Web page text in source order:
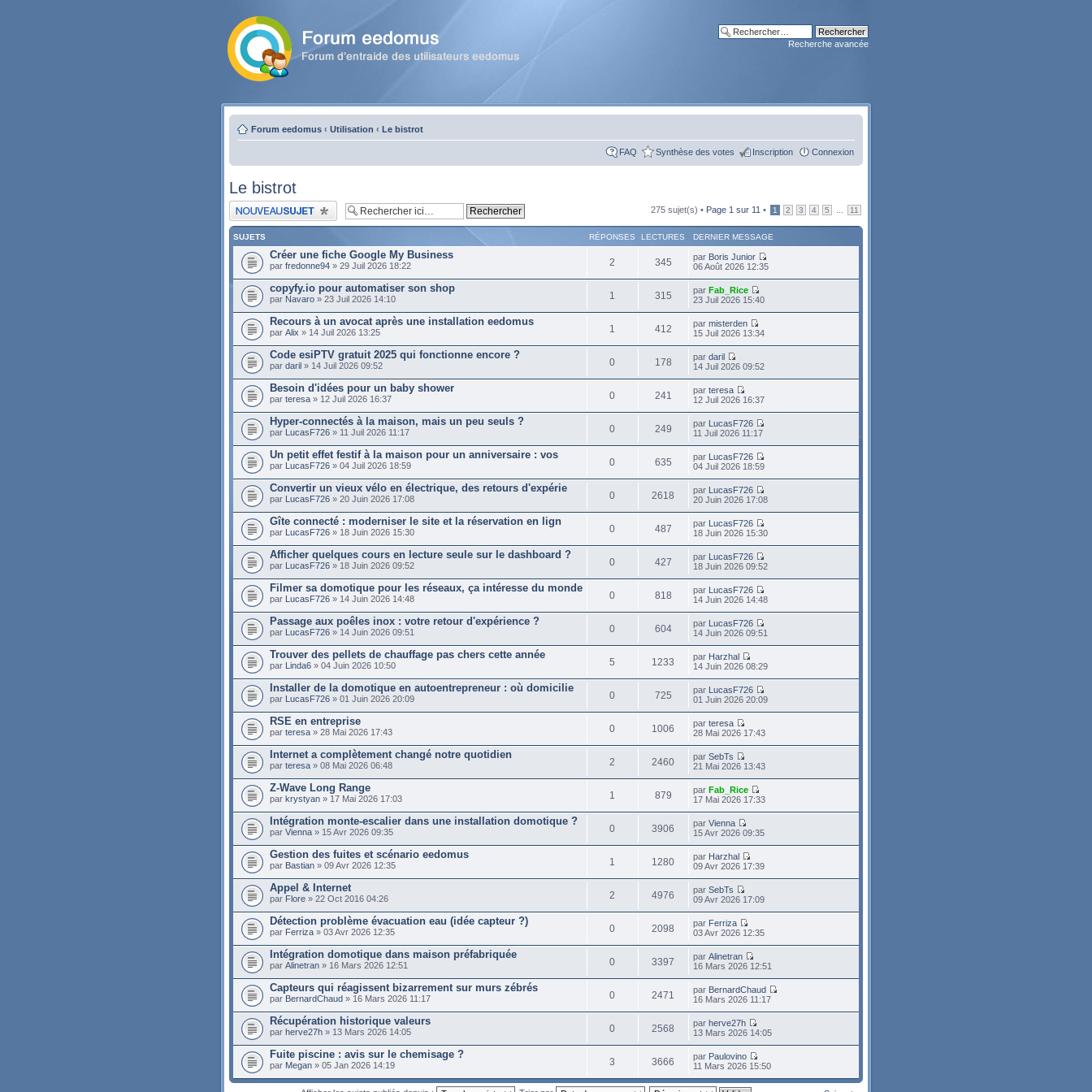
Recherche avancée
Forum eedomus ‹ Utilisation ‹ Le bistrot
FAQ Synthèse des votes Inscription Connexion
Le bistrot
Publier un nouveau sujet 275 sujet(s) • Page 1 sur 11 • 1 2 3 4 5 11
SUJETS RÉPONSES LECTURES DERNIER MESSAGE
Créer une fiche Google My Business
par fredonne94 » 29 Juil 2026 18:22 2 345 par Boris Junior
06 Août 2026 12:35
copyfy.io pour automatiser son shop
par Navaro » 23 Juil 2026 14:10 1 315 parFab_Rice
23 Juil 2026 15:40
Recours à un avocat après une installation eedomus
par Alix » 14 Juil 2026 13:25 1 412 parmisterden
15 Juil 2026 13:34
Code esiPTV gratuit 2025 qui fonctionne encore ?
par daril » 14 Juil 2026 09:52 0 178 pardaril
14 Juil 2026 09:52
Besoin d'idées pour un baby shower
par teresa » 12 Juil 2026 16:37 0 241 parteresa
12 Juil 2026 16:37
Hyper-connectés à la maison, mais un peu seuls ?
par LucasF726 » 11 Juil 2026 11:17 0 249 par LucasF726
11 Juil 2026 11:17
Un petit effet festif à la maison pour un anniversaire : vos
par LucasF726 » 04 Juil 2026 18:59 0 635 par LucasF726
04 Juil 2026 18:59
Convertir un vieux vélo en électrique, des retours d'expérie
par LucasF726 » 20 Juin 2026 17:08 0 2618 par LucasF726
20 Juin 2026 17:08
Gîte connecté : moderniser le site et la réservation en lign
par LucasF726 » 18 Juin 2026 15:30 0 487 par LucasF726
18 Juin 2026 15:30
Afficher quelques cours en lecture seule sur le dashboard ?
par LucasF726 » 18 Juin 2026 09:52 0 427 par LucasF726
18 Juin 2026 09:52
Filmer sa domotique pour les réseaux, ça intéresse du monde
par LucasF726 » 14 Juin 2026 14:48 0 818 par LucasF726
14 Juin 2026 14:48
Passage aux poêles inox : votre retour d'expérience ?
par LucasF726 » 14 Juin 2026 09:51 0 604 par LucasF726
14 Juin 2026 09:51
Trouver des pellets de chauffage pas chers cette année
par Linda6 » 04 Juin 2026 10:50 5 1233 par Harzhal
14 Juin 2026 08:29
Installer de la domotique en autoentrepreneur : où domicilie
par LucasF726 » 01 Juin 2026 20:09 0 725 par LucasF726
01 Juin 2026 20:09
RSE en entreprise
par teresa » 28 Mai 2026 17:43 0 1006 parteresa
28 Mai 2026 17:43
Internet a complètement changé notre quotidien
par teresa » 08 Mai 2026 06:48 2 2460 parSebTs
21 Mai 2026 13:43
Z-Wave Long Range
par krystyan » 17 Mai 2026 17:03 1 879 parFab_Rice
17 Mai 2026 17:33
Intégration monte-escalier dans une installation domotique ?
par Vienna » 15 Avr 2026 09:35 0 3906 parVienna
15 Avr 2026 09:35
Gestion des fuites et scénario eedomus
par Bastian » 09 Avr 2026 12:35 1 1280 par Harzhal
09 Avr 2026 17:39
Appel & Internet
par Flore » 22 Oct 2016 04:26 2 4976 parSebTs
09 Avr 2026 17:09
Détection problème évacuation eau (idée capteur ?)
par Ferriza » 03 Avr 2026 12:35 0 2098 par Ferriza
03 Avr 2026 12:35
Intégration domotique dans maison préfabriquée
par Alinetran » 16 Mars 2026 12:51 0 3397 parAlinetran
16 Mars 2026 12:51
Capteurs qui réagissent bizarrement sur murs zébrés
par BernardChaud » 16 Mars 2026 11:17 0 2471 par BernardChaud
16 Mars 2026 11:17
Récupération historique valeurs
par herve27h » 13 Mars 2026 14:05 0 2568 parherve27h
13 Mars 2026 14:05
Fuite piscine : avis sur le chemisage ?
par Megan » 05 Jan 2026 14:19 3 3666 par Paulovino
11 Mars 2026 15:50